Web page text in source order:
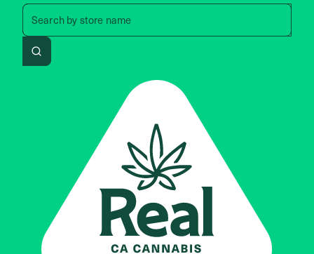
Search bystore name
Search by zip code, address,
Search